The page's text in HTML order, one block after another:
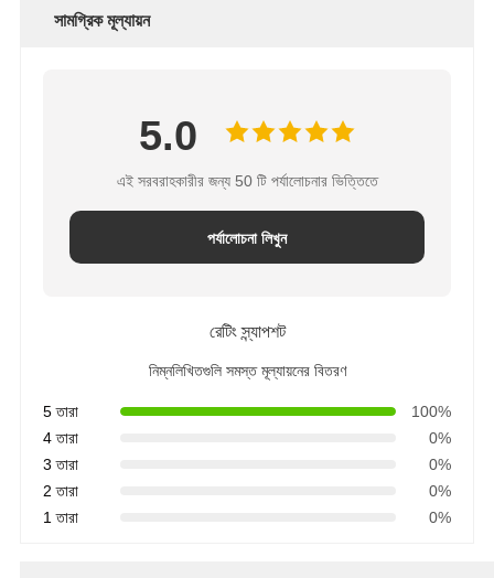
সামগ্রিক মূল্যায়ন
5.0
এই সরবরাহকারীর জন্য 50 টি পর্যালোচনার ভিত্তিতে
পর্যালোচনা লিখুন
রেটিং স্ন্যাপশট
নিম্নলিখিতগুলি সমস্ত মূল্যায়নের বিতরণ
5 তারা
100%
4 তারা
0%
3 তারা
0%
2 তারা
0%
1 তারা
0%